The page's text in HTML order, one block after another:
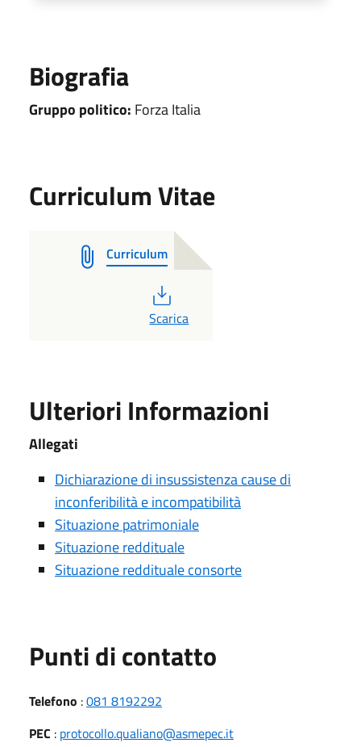
Biografia
Gruppo politico: Forza Italia
Curriculum Vitae
Curriculum
PDF
Scarica
Ulteriori Informazioni
Allegati
Dichiarazione di insussistenza cause di
inconferibilità e incompatibilità
Situazione patrimoniale
Situazione reddituale
Situazione reddituale consorte
Punti di contatto
Telefono :081 8192292
PEC : protocollo.qualiano@asmepec.it